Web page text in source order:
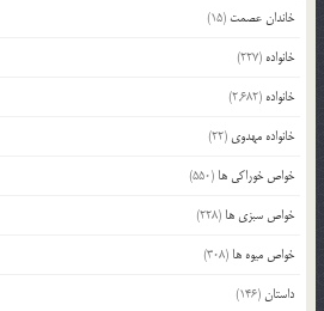
خاندان عصمت (15)
خانواده (227)
خانواده (2,682)
خانواده مهدوی (22)
خواص خوراکی ها (550)
خواص سبزی ها (228)
خواص میوه ها (308)
داستان(146)